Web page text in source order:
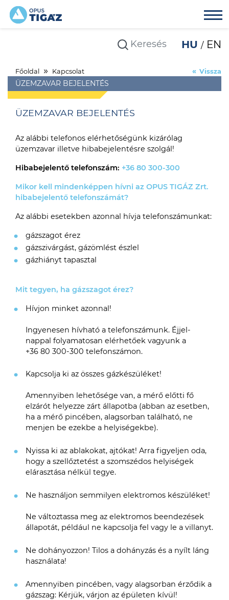
HU EN
Főoldal Kapcsolat
ÜZEMZAVAR BEJELENTÉS
Vissza
ÜZEMZAVAR BEJELENTÉS
Az alábbi telefonos elérhetőségünk kizárólag
üzemzavar illetve hibabejelentésre szolgál!
Hibabejelentő telefonszám: +36 80 300-300
Mikor kell mindenképpen hívni az OPUS TIGÁZ Zrt.
hibabejelentő telefonszámát?
Az alábbi esetekben azonnal hívja telefonszámunkat:
gázszagot érez
gázszivárgást, gázömlést észlel
gázhiányt tapasztal
Mit tegyen, ha gázszagot érez?
Hívjon minket azonnal!
Ingyenesen hívható a telefonszámunk. Éjjel-
nappal folyamatosan elérhetőek vagyunk a
+36 80 300-300 telefonszámon.
Kapcsolja ki az összes gázkészüléket!
Amennyiben lehetősége van, a mérő előtti fő
elzárót helyezze zárt állapotba (abban az esetben,
ha a mérő pincében, alagsorban található, ne
menjen be ezekbe a helyiségekbe).
Nyissa ki az ablakokat, ajtókat! Arra figyeljen oda,
hogy a szellőztetést a szomszédos helyiségek
elárasztása nélkül tegye.
Ne használjon semmilyen elektromos készüléket!
Ne változtassa meg az elektromos beendezések
állapotát, például ne kapcsolja fel vagy le a villanyt.
Ne dohányozzon! Tilos a dohányzás és a nyílt láng
használata!
Amennyiben pincében, vagy alagsorban érződik a
gázszag: Kérjük, várjon az épületen kívül!